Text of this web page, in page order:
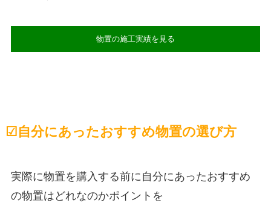
物置の施工実績を見る
☑︎自分にあったおすすめ物置の選び方
実際に物置を購入する前に自分にあったおすすめ
の物置はどれなのかポイントを